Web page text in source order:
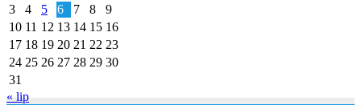
3
4 5 6 7 8
9
10 11 12 13 14 15 16
17 18 19 20 21 22 23
24 25 26 27 28 29 30
31
« lip